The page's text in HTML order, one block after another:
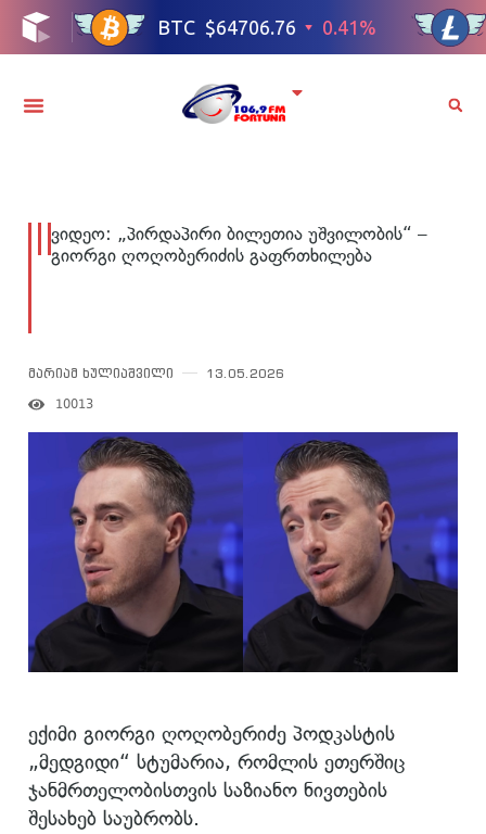
ვიდეო: „პირდაპირი ბილეთია უშვილობის“ –
გიორგი ღოღობერიძის გაფრთხილება
მარიამ ხულიაშვილი 13.05.2026
10013
ექიმი გიორგი ღოღობერიძე პოდკასტის
„მედგიდი“ სტუმარია, რომლის ეთერშიც
ჯანმრთელობისთვის საზიანო ნივთების
შესახებ საუბრობს.